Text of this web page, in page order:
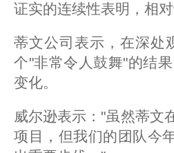
证实的连续性表明，相
蒂文公司表示，在深处
个"非常令人鼓舞"的结
变化。
威尔逊表示："虽然蒂文
项目，但我们的团队今